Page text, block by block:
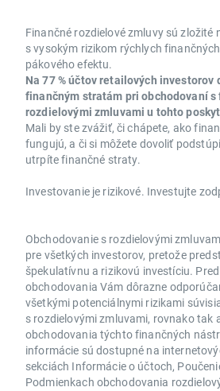
Finančné rozdielové zmluvy sú zložité
s vysokým rizikom rýchlych
pákového efektu.
Na 77 % účtov retailových investorov
finančným stratám pri obchodovaní
rozdielovými zmluvami u tohto
Mali by ste zvážiť, či chápete, ako
fungujú, a či si môžete dovoliť
utrpíte finančné straty.
Investovanie je rizikové. Investujte
Obchodovanie s rozdielovými
pre všetkých investorov, pretože
špekulatívnu a rizikovú investíciu.
obchodovania Vám dôrazne
všetkými potenciálnymi rizikami
s rozdielovými zmluvami, rovnako tak
obchodovania týchto finančných
informácie sú dostupné na
sekciách Informácie o účtoch,
Podmienkach obchodovania